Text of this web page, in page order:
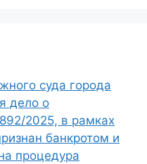
суда города
дело о
2025, в рамках
банкротом и
процедура